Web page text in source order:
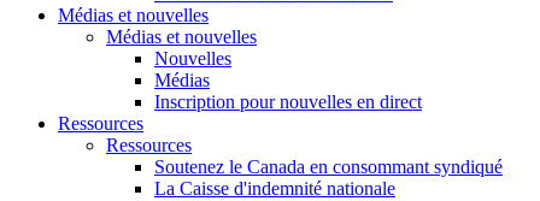
Médias et nouvelles
Médias et nouvelles
Nouvelles
Médias
Inscription pour nouvelles en direct
Ressources
Ressources
Soutenez le Canada en consommant syndiqué
La Caisse d'indemnité nationale